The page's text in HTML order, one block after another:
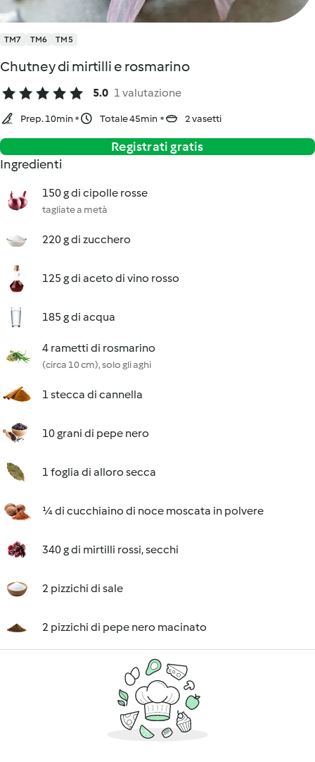
TM7 TM6 TM5
Chutney di mirtilli e rosmarino
5.0 1 valutazione
Prep. 10min Totale 45min 2 vasetti
Registrati gratis
Ingredienti
150 g di cipolle rosse
tagliate a metà
220 g di zucchero
125 g di aceto di vino rosso
185 g di acqua
4 rametti di rosmarino
(circa 10 cm), solo gli aghi
1 stecca di cannella
10 grani di pepe nero
1 foglia di alloro secca
¼ di cucchiaino di noce moscata in polvere
340 g di mirtilli rossi, secchi
2 pizzichi di sale
2 pizzichi di pepe nero macinato